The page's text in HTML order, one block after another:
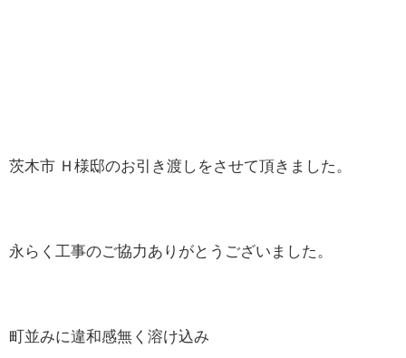
茨木市 Ｈ様邸のお引き渡しをさせて頂きました。
永らく工事のご協力ありがとうございました。
町並みに違和感無く溶け込み